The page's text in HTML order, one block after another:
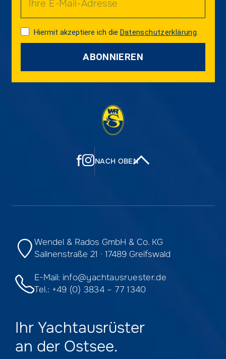
Hiermit akzeptiere ich die Datenschutzerklärung
ABONNIEREN
f NACH OBEN
Wendel & Rados GmbH & Co. KG
Salinenstraße 21 · 17489 Greifswald
E-Mail: info@yachtausruester.de
Tel.: +49 (0) 3834 – 77 1340
Ihr Yachtausrüster
an der Ostsee.